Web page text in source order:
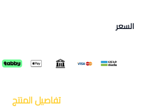
السعر
تفاصيل المنتج